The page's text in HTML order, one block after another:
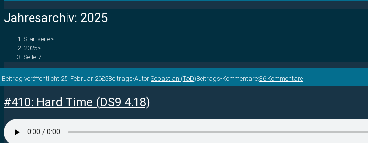
Jahresarchiv: 2025
Startseite>
2025>
Seite 7
Beitrag veröffentlicht:25. Februar 2025Beitrags-Autor:Sebastian (TaD)Beitrags-Kommentare:36 Kommentare
#410: Hard Time (DS9 4.18)